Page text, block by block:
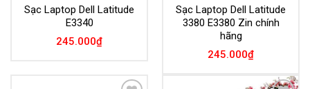
Sạc Laptop Dell Latitude
E3340
245.000₫
Sạc Laptop Dell Latitude
3380 E3380 Zin chính
hãng
245.000₫